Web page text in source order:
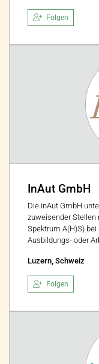
Folgen
InAut GmbH
Die inAut GmbH
zuweisender Stellen
Spektrum A(H)S)
Ausbildungs- oder
Luzern, Schweiz
Folgen